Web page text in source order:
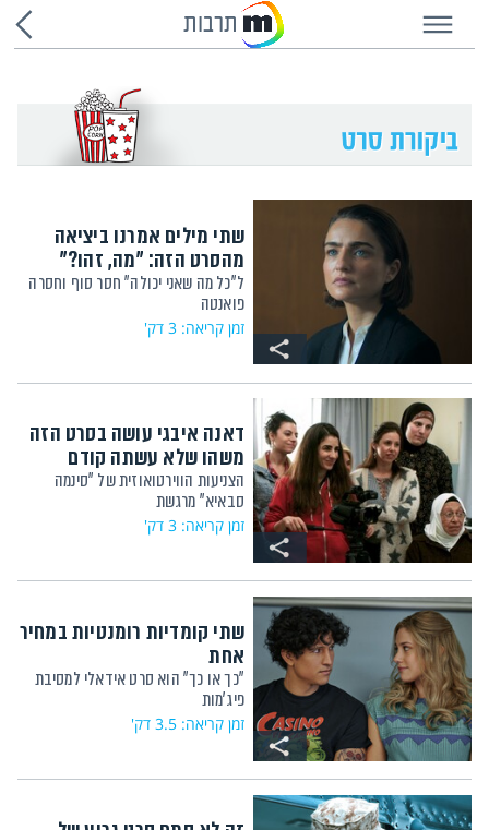
תרבות
שתי מילים אמרנו ביציאה
מהסרט הזה: "מה, זהו?"
ל"כל מה שאני יכולה" חסר סוף וחסרה
פואנטה
זמן קריאה: 3 דק'
דאנה איבגי עושה בסרט הזה
משהו שלא עשתה קודם
הצניעות הווירטואוזית של "סינמה
סבאיא" מרגשת
זמן קריאה: 3 דק'
שתי קומדיות רומנטיות במחיר
אחת
"כך או כך" הוא סרט אידאלי למסיבת
פיג'מות
זמן קריאה: 3.5 דק'